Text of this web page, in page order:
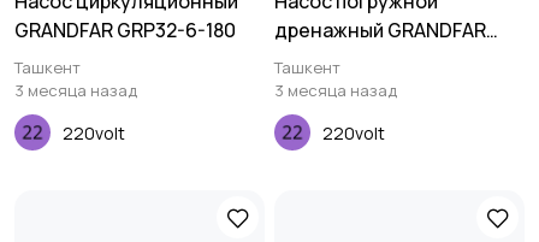
GRANDFAR GRP32-6-180
Ташкент
3 месяца назад
220volt
дренажный GRANDFAR
QDX3-30-1.1
Ташкент
3 месяца назад
220volt